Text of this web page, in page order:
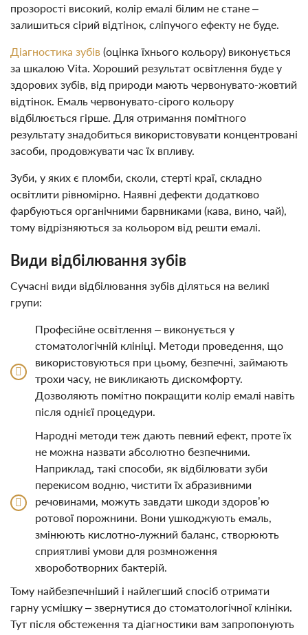
прозорості високий, колір емалі білим не стане –
залишиться сірий відтінок, сліпучого ефекту не буде.
Діагностика зубів (оцінка їхнього кольору) виконується
за шкалою Vita. Хороший результат освітлення буде у
здорових зубів, від природи мають червонувато-жовтий
відтінок. Емаль червонувато-сірого кольору
відбілюється гірше. Для отримання помітного
результату знадобиться використовувати концентровані
засоби, продовжувати час їх впливу.
Зуби, у яких є пломби, сколи, стерті краї, складно
освітлити рівномірно. Наявні дефекти додатково
фарбуються органічними барвниками (кава, вино, чай),
тому відрізняються за кольором від решти емалі.
Види відбілювання зубів
Сучасні види відбілювання зубів діляться на великі
групи:
Професійне освітлення – виконується у
стоматологічній клініці. Методи проведення, що
використовуються при цьому, безпечні, займають
трохи часу, не викликають дискомфорту.
Дозволяють помітно покращити колір емалі навіть
після однієї процедури.
Народні методи теж дають певний ефект, проте їх
не можна назвати абсолютно безпечними.
Наприклад, такі способи, як відбілювати зуби
перекисом водню, чистити їх абразивними
речовинами, можуть завдати шкоди здоров’ю
ротової порожнини. Вони ушкоджують емаль,
змінюють кислотно-лужний баланс, створюють
сприятливі умови для розмноження
хвороботворних бактерій.
Тому найбезпечніший і найлегший спосіб отримати
гарну усмішку – звернутися до стоматологічної клініки.
Тут після обстеження та діагностики вам запропонують